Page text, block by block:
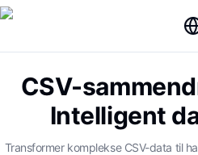
CSV-
Intelligent
Transformer komplekse CSV-data til